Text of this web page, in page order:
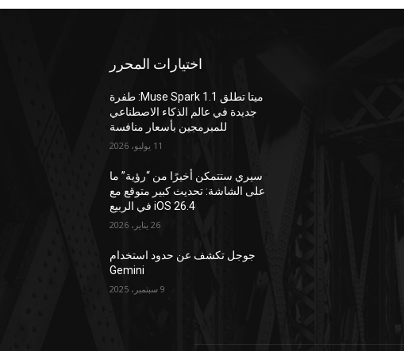
اختيارات المحرر
ميتا تطلق Muse Spark 1.1: طفرة
جديدة في عالم الذكاء الاصطناعي
للمبرمجين بأسعار منافسة
11 يوليو، 2026
سيري ستتمكن أخيرًا من “رؤية” ما
على الشاشة: تحديث كبير متوقع مع
iOS 26.4 في الربيع
26 يناير، 2026
جوجل تكشف عن حدود استخدام
Gemini
9 سبتمبر، 2025